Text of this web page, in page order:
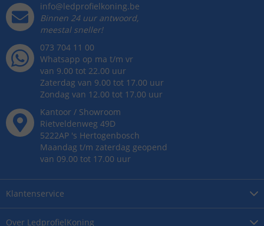
Over LedprofielKoning
Klantenservice
info@ledprofielkoning.be
Binnen 24 uur antwoord,
meestal sneller!
073 704 11 00
Whatsapp op ma t/m vr
van 9.00 tot 22.00 uur
Zaterdag van 9.00 tot 17.00 uur
Zondag van 12.00 tot 17.00 uur
Kantoor / Showroom
Rietveldenweg 49D
5222AP 's Hertogenbosch
Maandag t/m zaterdag geopend
van 09.00 tot 17.00 uur